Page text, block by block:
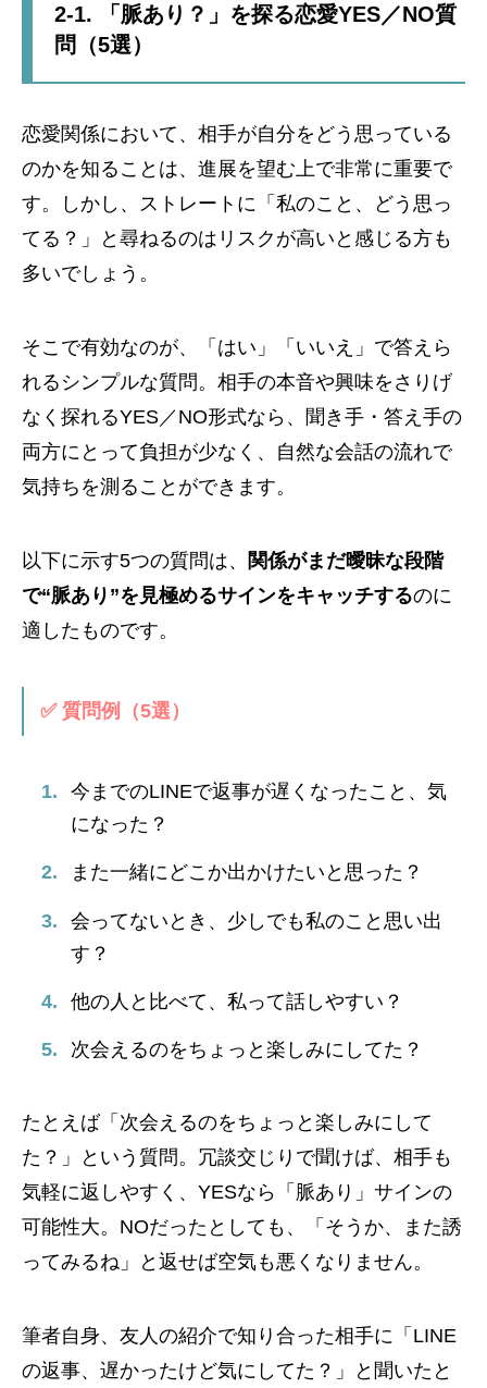
2-1. 「脈あり？」を探る恋愛YES／NO質
問（5選）
恋愛関係において、相手が自分をどう思っている
のかを知ることは、進展を望む上で非常に重要で
す。しかし、ストレートに「私のこと、どう思っ
てる？」と尋ねるのはリスクが高いと感じる方も
多いでしょう。
そこで有効なのが、「はい」「いいえ」で答えら
れるシンプルな質問。相手の本音や興味をさりげ
なく探れるYES／NO形式なら、聞き手・答え手の
両方にとって負担が少なく、自然な会話の流れで
気持ちを測ることができます。
以下に示す5つの質問は、 関係がまだ曖昧な段階
で“脈あり”を見極めるサインをキャッチするのに
適したものです。
✅ 質問例（5選）
今までのLINEで返事が遅くなったこと、気
になった？
また一緒にどこか出かけたいと思った？
会ってないとき、少しでも私のこと思い出
す？
他の人と比べて、私って話しやすい？
次会えるのをちょっと楽しみにしてた？
たとえば「次会えるのをちょっと楽しみにして
た？」という質問。冗談交じりで聞けば、相手も
気軽に返しやすく、YESなら「脈あり」サインの
可能性大。NOだったとしても、「そうか、また誘
ってみるね」と返せば空気も悪くなりません。
筆者自身、友人の紹介で知り合った相手に「LINE
の返事、遅かったけど気にしてた？」と聞いたと